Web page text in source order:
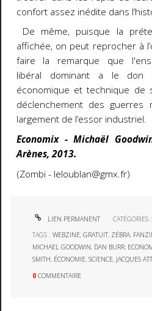
confort assez inédite dans
De même, puisque la
affichée, on peut reprocher à
faire la remarque que
libéral dominant a le don
économique et technique de
déclenchement des guerres
largement de l’essor industriel.
Economix - Michaël
Arènes, 2013.
(Zombi - leloublan@gmx.fr)
LIEN PERMANENT CATÉGORIES :
TAGS :WEBZINE,GRATUIT, ZÉBRA,
MICHAEL GOODWIN, DAN BURR,
SMITH, ÉCONOMIE,SCIENCE, JACQUES
0 COMMENTAIRE